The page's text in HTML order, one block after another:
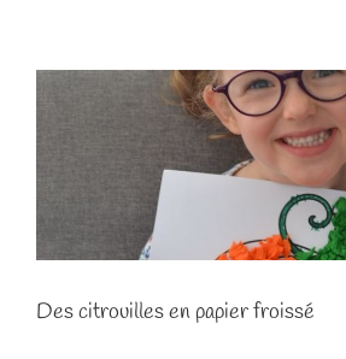
Des citrouilles en papier froissé